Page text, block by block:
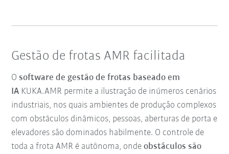
Gestão de frotas AMR facilitada
Osoftware de gestão de frotas baseado em
IA KUKA.AMR permite a ilustração de inúmeros cenários
industriais, nos quais ambientes de produção complexos
com obstáculos dinâmicos, pessoas, aberturas de porta e
elevadores são dominados habilmente. O controle de
toda a frota AMR é autônoma, ondeobstáculos são